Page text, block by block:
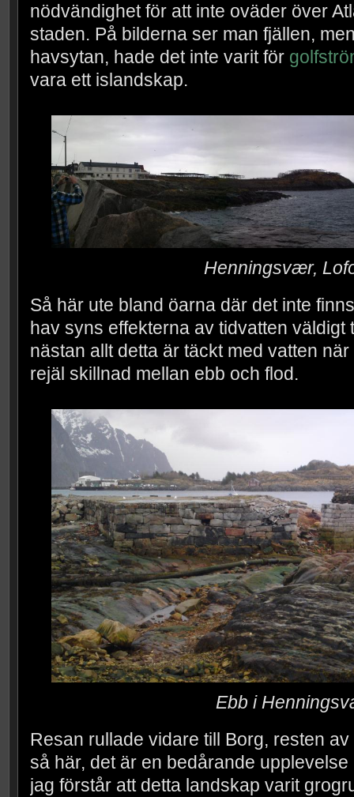
nödvändighet för att inte oväder över
staden. På bilderna ser man fjällen,
havsytan, hade det inte varit för
vara ett islandskap.
Henningsvær,
Så här ute bland öarna där det inte
hav syns effekterna av tidvatten väldigt
nästan allt detta är täckt med vatten
rejäl skillnad mellan ebb och flod.
Ebb i
Resan rullade vidare till Borg, resten
så här, det är en bedårande
jag förstår att detta landskap varit